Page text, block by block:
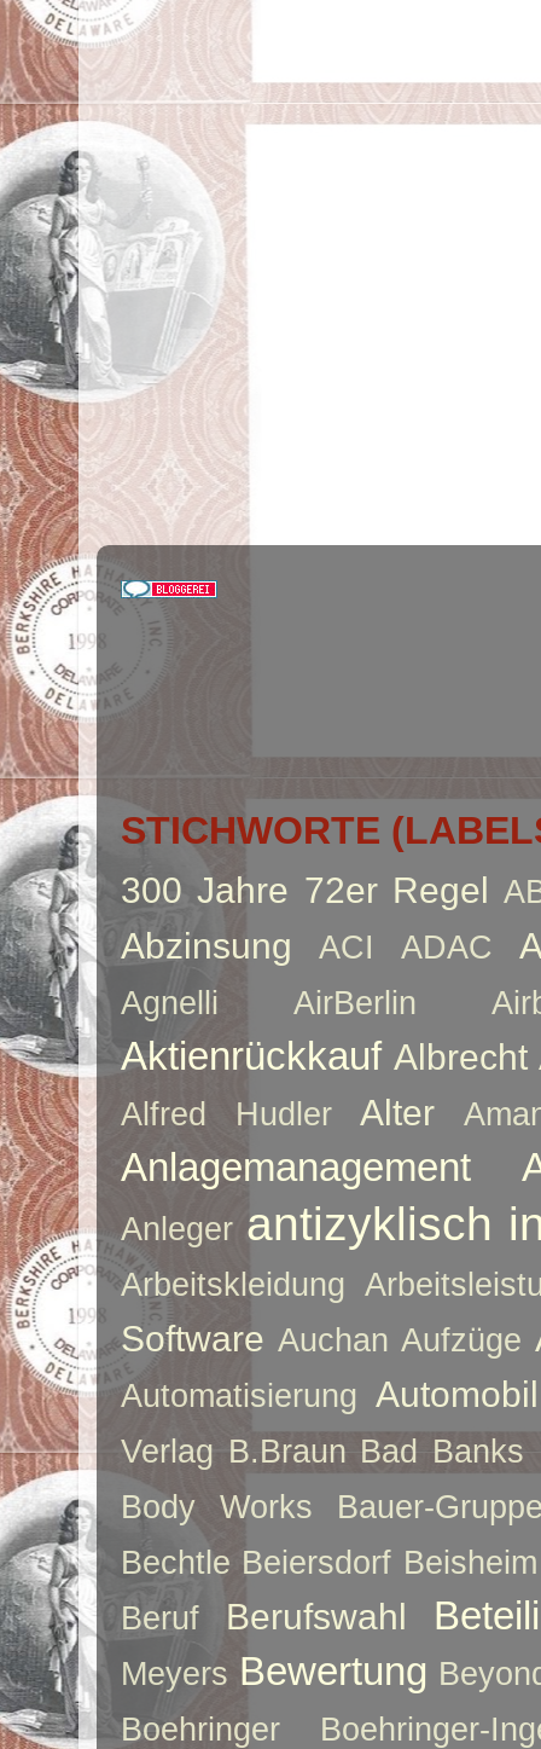
STICHWORTE
300 Jahre 72er Regel
Abzinsung ACI ADAC
Agnelli AirBerlin
Aktienrückkauf Albrecht
Alfred Hudler Alter
Anlagemanagement
Anleger antizyklisch
Arbeitskleidung
Software Auchan Aufzüge
Automatisierung
Verlag B.Braun Bad Banks
Body Works
Bauer-
Bechtle Beiersdorf Beisheim
Beruf
Berufswahl
Meyers Bewertung
Boehringer
Boehringer-